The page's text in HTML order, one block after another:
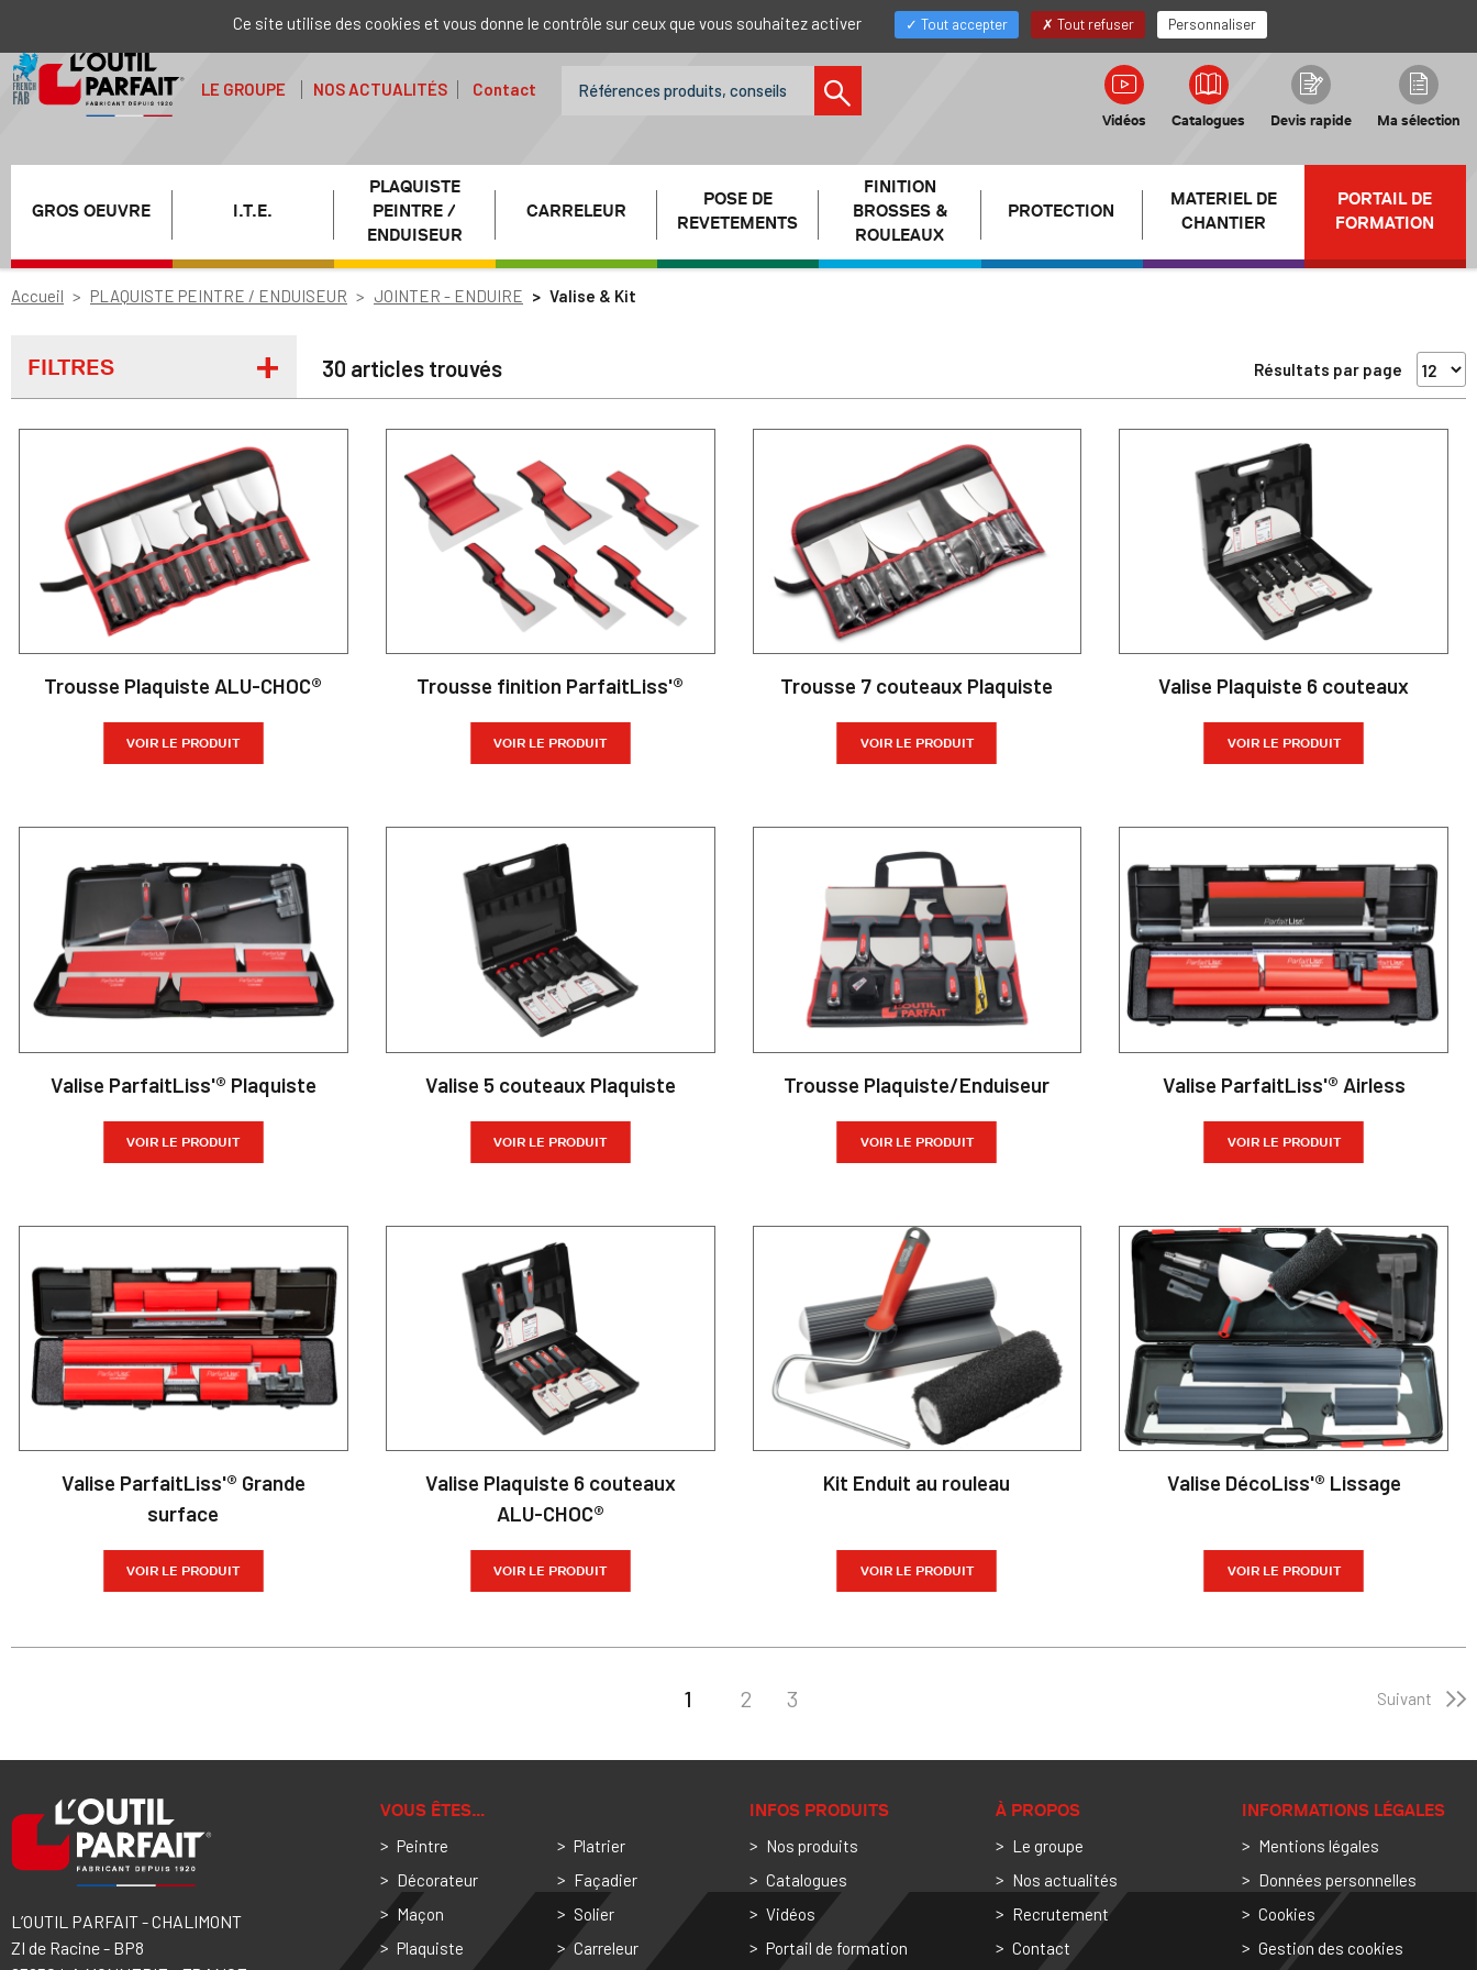
Mon compte Distributeur
LE GROUPE NOS ACTUALITÉS Contact
Vidéos Catalogues Devis rapide Ma sélection
GROS OEUVRE I.T.E.
PLAQUISTE
PEINTRE /
ENDUISEUR
CARRELEUR
POSE DE
REVETEMENTS
FINITION
BROSSES &
ROULEAUX
PROTECTION
MATERIEL DE
CHANTIER
PORTAIL DE
FORMATION
Accueil PLAQUISTE PEINTRE / ENDUISEUR JOINTER - ENDUIRE Valise & Kit
FILTRES 30 articles trouvés Résultats par page
Trousse Plaquiste ALU-CHOC®
VOIR LE PRODUIT
Trousse finition ParfaitLiss'®
VOIR LE PRODUIT
Trousse 7 couteaux Plaquiste
VOIR LE PRODUIT
Valise Plaquiste 6 couteaux
VOIR LE PRODUIT
Valise ParfaitLiss'® Plaquiste
VOIR LE PRODUIT
Valise 5 couteaux Plaquiste
VOIR LE PRODUIT
Trousse Plaquiste/Enduiseur
VOIR LE PRODUIT
Valise ParfaitLiss'® Airless
VOIR LE PRODUIT
Valise ParfaitLiss'® Grande
surface
VOIR LE PRODUIT
Valise Plaquiste 6 couteaux
ALU-CHOC®
VOIR LE PRODUIT
Kit Enduit au rouleau
VOIR LE PRODUIT
Valise DécoLiss'® Lissage
VOIR LE PRODUIT
1 2 3 Suivant
L’OUTIL PARFAIT - CHALIMONT
ZI de Racine - BP8
VOUS ÊTES…
Peintre
Décorateur
Maçon
Plaquiste
Platrier
Façadier
Solier
Carreleur
INFOS PRODUITS
Nos produits
Catalogues
Vidéos
Portail de formation
À PROPOS
Le groupe
Nos actualités
Recrutement
Contact
INFORMATIONS LÉGALES
Mentions légales
Données personnelles
Cookies
Gestion des cookies
Ce site utilise des cookies et vous donne le contrôle sur ceux que vous souhaitez activer Tout accepter Tout refuser Personnaliser